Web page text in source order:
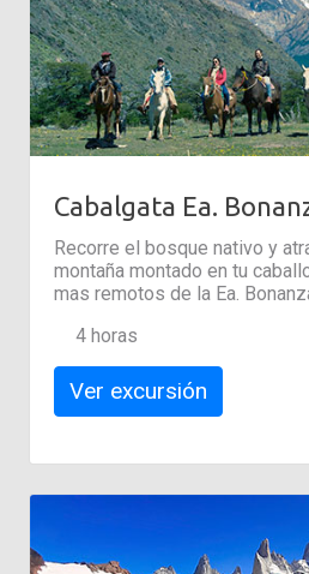
Cabalgata Ea.
Recorre el bosque nativo y
montaña montado en tu
mas remotos de la Ea.
4 horas
Ver excursión